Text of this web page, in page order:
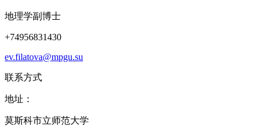
地理学副博士
+74956831430
ev.filatova@mpgu.su
联系方式
地址：
莫斯科市立师范大学